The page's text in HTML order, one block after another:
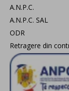
A.N.P.C.
A.N.P.C. SAL
ODR
Retragere din